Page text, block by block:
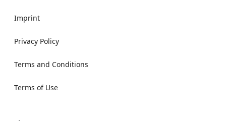
Imprint
Privacy Policy
Terms and Conditions
Terms of Use